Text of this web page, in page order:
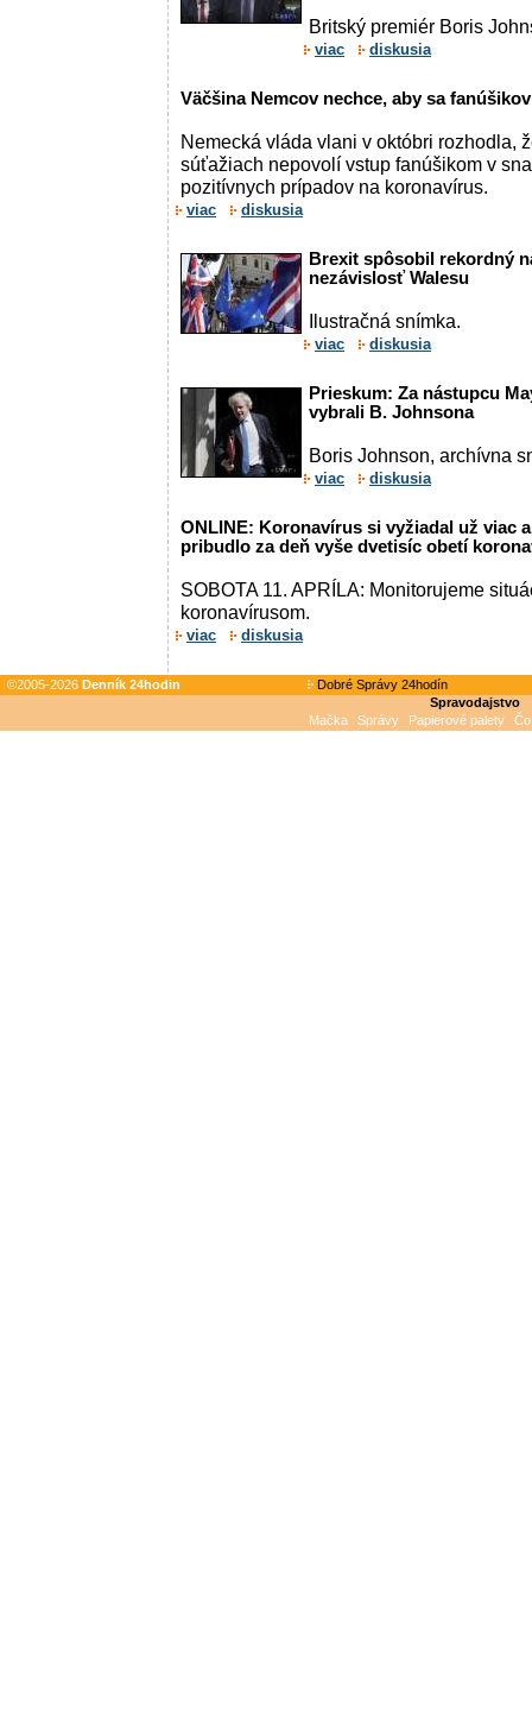
Britský premiér Boris
viac diskusia
Väčšina Nemcov nechce, aby sa
Nemecká vláda vlani v októbri rozhodla,
súťažiach nepovolí vstup fanúšikom v
pozitívnych prípadov na koronavírus.
viac diskusia
Brexit spôsobil rekordný
nezávislosť Walesu
Ilustračná snímka.
viac diskusia
Prieskum: Za nástupcu
vybrali B. Johnsona
Boris Johnson, archívna
viac diskusia
ONLINE: Koronavírus si vyžiadal už viac
pribudlo za deň vyše dvetisíc obetí
SOBOTA 11. APRÍLA: Monitorujeme
koronavírusom.
viac diskusia
©2005-2026 Denník 24hodin
Dobré Správy 24hodín
Spravodajstvo
Mačka
Správy Papierové palety